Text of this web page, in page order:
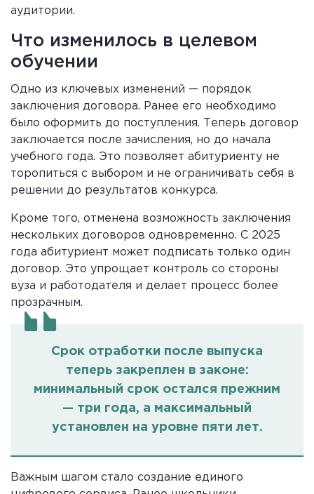
аудитории.
Что изменилось в целевом
обучении
Одно из ключевых изменений — порядок
заключения договора. Ранее его необходимо
было оформить до поступления. Теперь договор
заключается после зачисления, но до начала
учебного года. Это позволяет абитуриенту не
торопиться с выбором и не ограничивать себя в
решении до результатов конкурса.
Кроме того, отменена возможность заключения
нескольких договоров одновременно. С 2025
года абитуриент может подписать только один
договор. Это упрощает контроль со стороны
вуза и работодателя и делает процесс более
прозрачным.
Срок отработки после выпуска
теперь закреплен в законе:
минимальный срок остался прежним
— три года, а максимальный
установлен на уровне пяти лет.
Важным шагом стало создание единого